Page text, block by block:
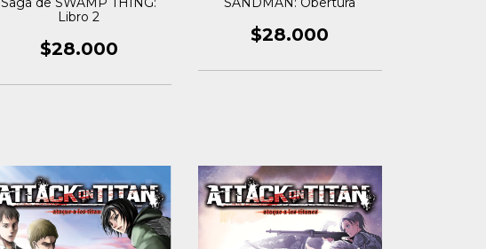
Libro 2
$28.000
$28.000